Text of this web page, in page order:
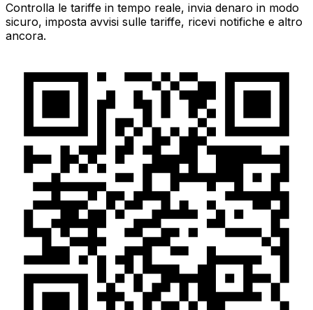
Controlla le tariffe in tempo reale, invia denaro in modo
sicuro, imposta avvisi sulle tariffe, ricevi notifiche e altro
ancora.